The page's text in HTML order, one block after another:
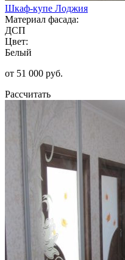
Шкаф-купе Лоджия
Материал фасада:
ДСП
Цвет:
Белый
от 51 000 руб.
Рассчитать